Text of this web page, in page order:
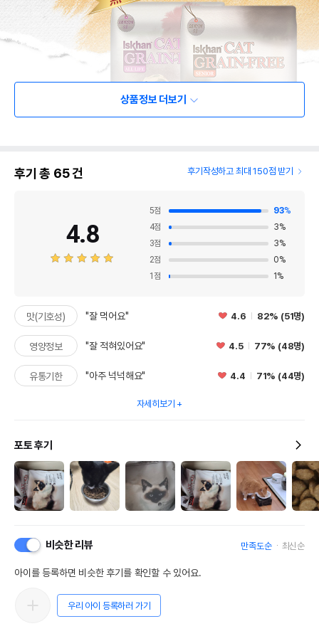
상품정보 더보기
후기 총 65건 후기작성하고 최대 150점 받기
4.8
5점 93%
4점 3%
3점 3%
2점 0%
1 점 1 %
맛(기호성) "잘 먹어요" 4.6 82% (51명)
영양정보 "잘 적혀있어요" 4.5 77% (48명)
유통기한 "아주 넉넉해요" 4.4 71% (44명)
자세히보기
포토 후기
비슷한 리뷰 만족도순 최신순
아이를 등록하면 비슷한 후기를 확인할 수 있어요.
우리 아이 등록하러 가기